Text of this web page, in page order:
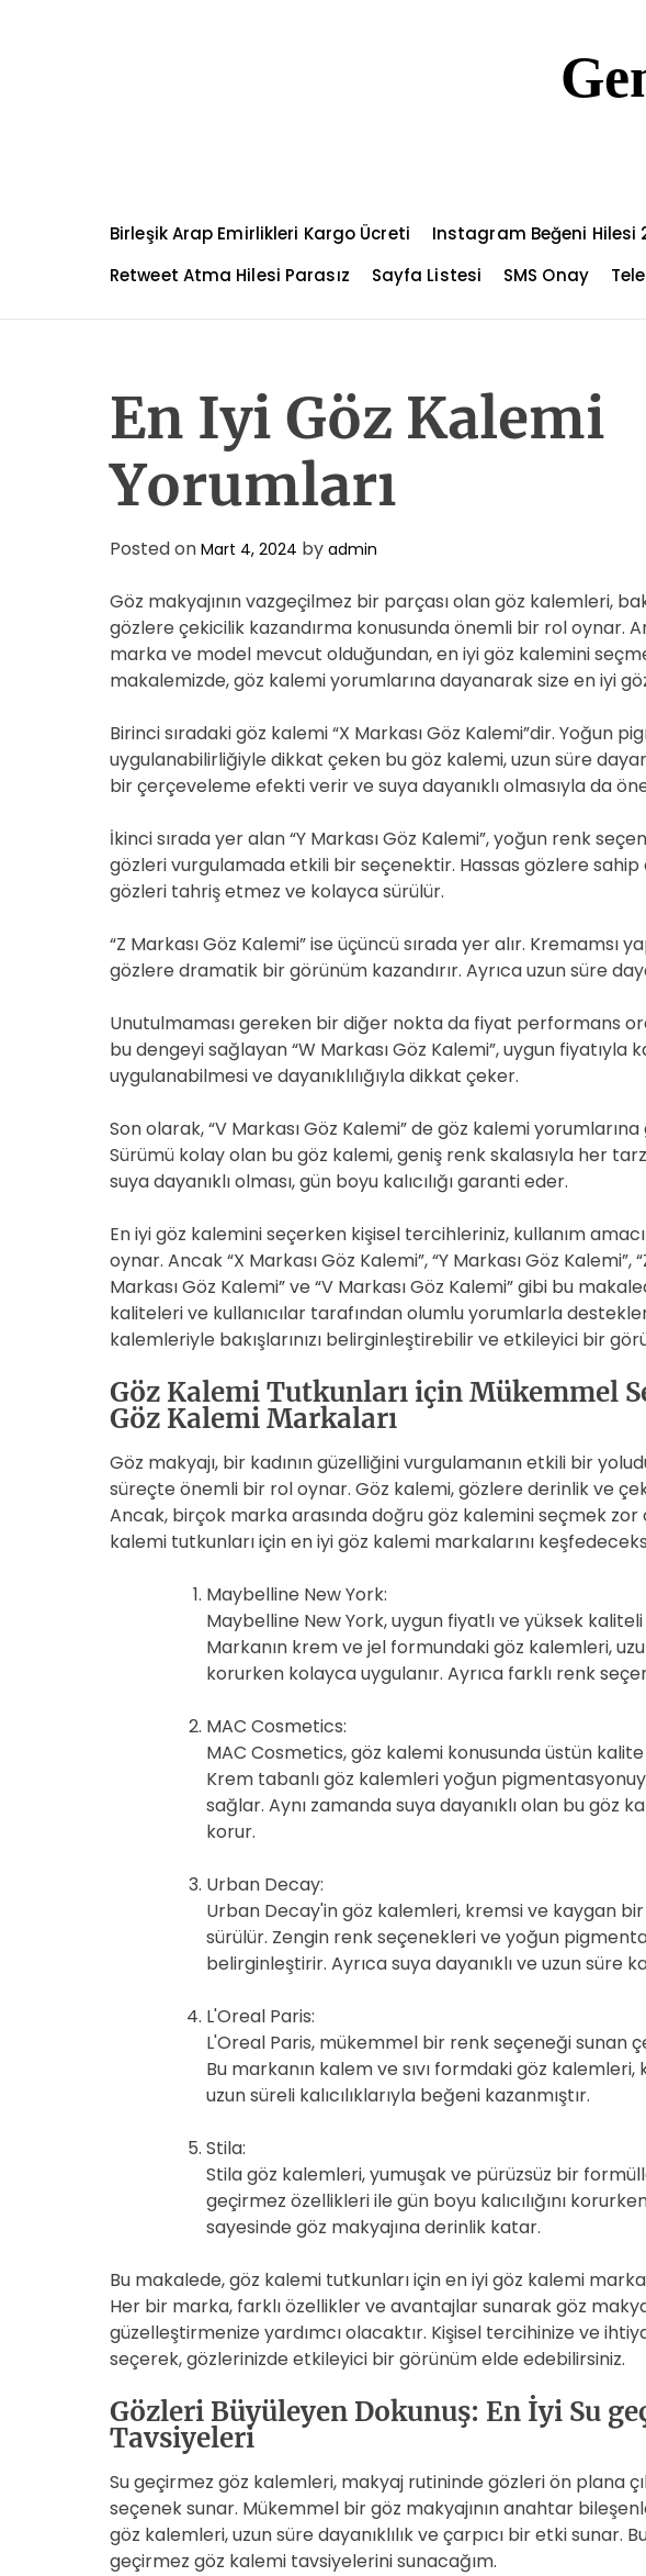
t
Birleşik Arap Emirlikleri Kargo Ücreti Instagram Beğeni Hilesi
Retweet Atma Hilesi Parasız
Sayfa Listesi SMS Onay
En Iyi Göz Kalemi
Yorumları
Posted on Mart 4, 2024 by admin
Göz makyajının vazgeçilmez bir parçası olan göz kalemleri,
gözlere çekicilik kazandırma konusunda önemli bir rol oynar.
marka ve model mevcut olduğundan, en iyi göz kalemini
makalemizde, göz kalemi yorumlarına dayanarak size en iyi
Birinci sıradaki göz kalemi “X Markası Göz Kalemi”dir. Yoğun
uygulanabilirliğiyle dikkat çeken bu göz kalemi, uzun süre
bir çerçeveleme efekti verir ve suya dayanıklı olmasıyla da
İkinci sırada yer alan “Y Markası Göz Kalemi”, yoğun renk
gözleri vurgulamada etkili bir seçenektir. Hassas gözlere
gözleri tahriş etmez ve kolayca sürülür.
“Z Markası Göz Kalemi” ise üçüncü sırada yer alır. Kremamsı
gözlere dramatik bir görünüm kazandırır. Ayrıca uzun süre
Unutulmaması gereken bir diğer nokta da fiyat performans
bu dengeyi sağlayan “W Markası Göz Kalemi”, uygun fiyatıyla
uygulanabilmesi ve dayanıklılığıyla dikkat çeker.
Son olarak, “V Markası Göz Kalemi” de göz kalemi
Sürümü kolay olan bu göz kalemi, geniş renk skalasıyla her
suya dayanıklı olması, gün boyu kalıcılığı garanti eder.
En iyi göz kalemini seçerken kişisel tercihleriniz, kullanım
oynar. Ancak “X Markası Göz Kalemi”, “Y Markası Göz Kalemi”,
Markası Göz Kalemi” ve “V Markası Göz Kalemi” gibi bu
kaliteleri ve kullanıcılar tarafından olumlu yorumlarla
kalemleriyle bakışlarınızı belirginleştirebilir ve etkileyici bir
Göz Kalemi Tutkunları için Mükemmel
Göz Kalemi Markaları
Göz makyajı, bir kadının güzelliğini vurgulamanın etkili bir
süreçte önemli bir rol oynar. Göz kalemi, gözlere derinlik ve
Ancak, birçok marka arasında doğru göz kalemini seçmek zor
kalemi tutkunları için en iyi göz kalemi markalarını
Maybelline New York:
Maybelline New York, uygun fiyatlı ve yüksek
Markanın krem ve jel formundaki göz kalemleri, uzun
korurken kolayca uygulanır. Ayrıca farklı renk
MAC Cosmetics:
MAC Cosmetics, göz kalemi konusunda üstün
Krem tabanlı göz kalemleri yoğun
sağlar. Aynı zamanda suya dayanıklı olan bu göz
korur.
Urban Decay:
Urban Decay'in göz kalemleri, kremsi ve kaygan
sürülür. Zengin renk seçenekleri ve yoğun
belirginleştirir. Ayrıca suya dayanıklı ve uzun süre
L'Oreal Paris:
L'Oreal Paris, mükemmel bir renk seçeneği sunan
Bu markanın kalem ve sıvı formdaki göz
uzun süreli kalıcılıklarıyla beğeni kazanmıştır.
Stila:
Stila göz kalemleri, yumuşak ve pürüzsüz bir
geçirmez özellikleri ile gün boyu kalıcılığını
sayesinde göz makyajına derinlik katar.
Bu makalede, göz kalemi tutkunları için en iyi göz kalemi
Her bir marka, farklı özellikler ve avantajlar sunarak göz
güzelleştirmenize yardımcı olacaktır. Kişisel tercihinize ve
seçerek, gözlerinizde etkileyici bir görünüm elde edebilirsiniz.
Gözleri Büyüleyen Dokunuş: En İyi Su
Tavsiyeleri
Su geçirmez göz kalemleri, makyaj rutininde gözleri ön plana
seçenek sunar. Mükemmel bir göz makyajının anahtar
göz kalemleri, uzun süre dayanıklılık ve çarpıcı bir etki sunar.
geçirmez göz kalemi tavsiyelerini sunacağım.